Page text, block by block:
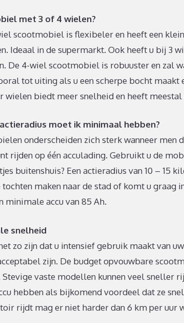
met 3 of 4 wielen?
scootmobiel is flexibeler en heeft een
Ideaal in de supermarkt. Ook heeft u bij 3
De 4-wiel scootmobiel is robuuster en zal
tot uiting als u een scherpe bocht maakt
wielen biedt meer snelheid en heeft
moet ik minimaal hebben?
onderscheiden zich sterk wanneer men
rijden op één acculading. Gebruikt u de
buitenshuis? Een actieradius van 10 – 15
maken naar de stad of komt u graag
minimale accu van 85 Ah.
snelheid
zo zijn dat u intensief gebruik maakt van
zijn. De budget opvouwbare
Stevige vaste modellen kunnen veel sneller
hebben als bijkomend voordeel dat ze
rijdt mag er niet harder dan 6 km per uur